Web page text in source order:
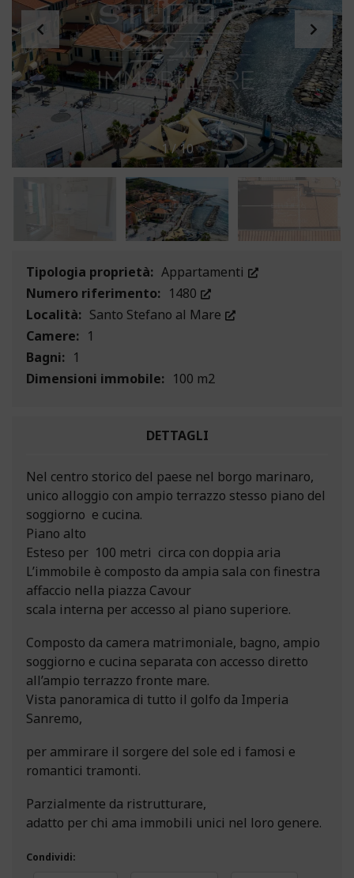
1/10
Tipologia proprietà: Appartamenti
Numero riferimento: 1480
Località: Santo Stefano al Mare
Camere: 1
Bagni: 1
Dimensioni immobile: 100 m2
DETTAGLI
Nel centro storico del paese nel borgo marinaro,
unico alloggio con ampio terrazzo stesso piano del
soggiorno e cucina.
Piano alto
Esteso per 100 metri circa con doppia aria
L’immobile è composto da ampia sala con finestra
affaccio nella piazza Cavour
scala interna per accesso al piano superiore.
Composto da camera matrimoniale, bagno, ampio
soggiorno e cucina separata con accesso diretto
all’ampio terrazzo fronte mare.
Vista panoramica di tutto il golfo da Imperia
Sanremo,
per ammirare il sorgere del sole ed i famosi e
romantici tramonti.
Parzialmente da ristrutturare,
adatto per chi ama immobili unici nel loro genere.
Condividi: